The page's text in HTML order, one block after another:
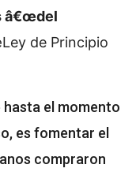
â€œdel
de Principio
hasta el momento
es fomentar el
compraron